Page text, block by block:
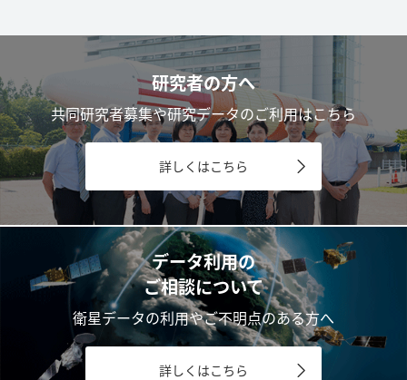
研究者の方へ
共同研究者募集や研究データのご利用はこちら
詳しくはこちら
データ利用の
ご相談について
衛星データの利用やご不明点のある方へ
詳しくはこちら